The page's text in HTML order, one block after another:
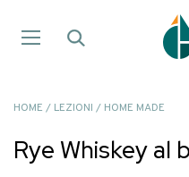
HOME / LEZIONI / HOME MADE
Rye Whiskey al